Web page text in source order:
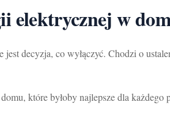
elektrycznej w
decyzja, co wyłączyć. Chodzi o
które byłoby najlepsze dla